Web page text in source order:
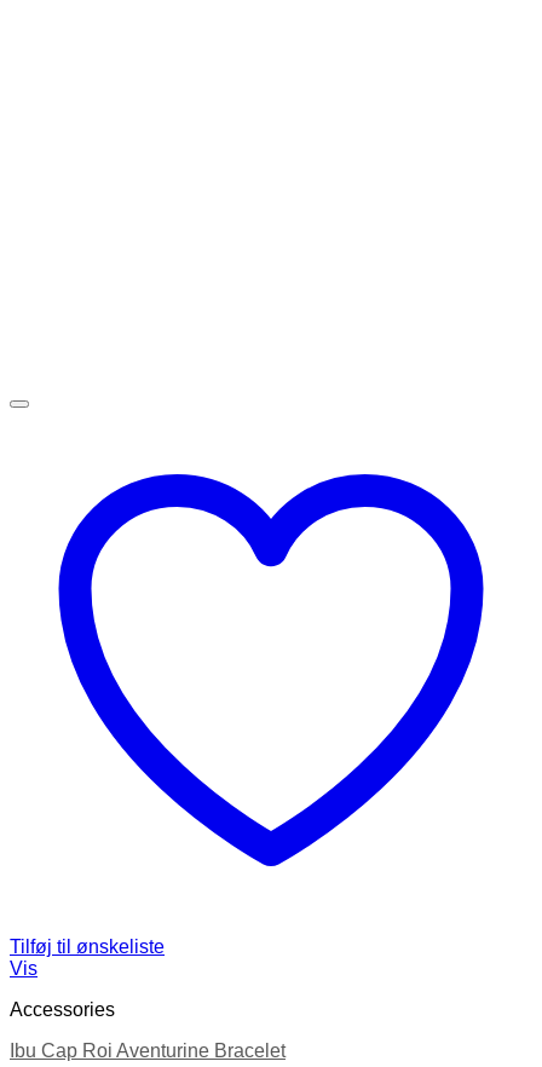
Tilføj til ønskeliste
Vis
Accessories
Ibu Cap Roi Aventurine Bracelet